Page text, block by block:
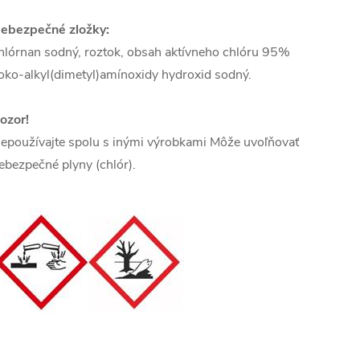
zložky:
sodný, roztok, obsah aktívneho chlóru 95%
alkyl(dimetyl)amínoxidy hydroxid sodný.
spolu s inými výrobkami Môže uvoľňovať
plyny (chlór).